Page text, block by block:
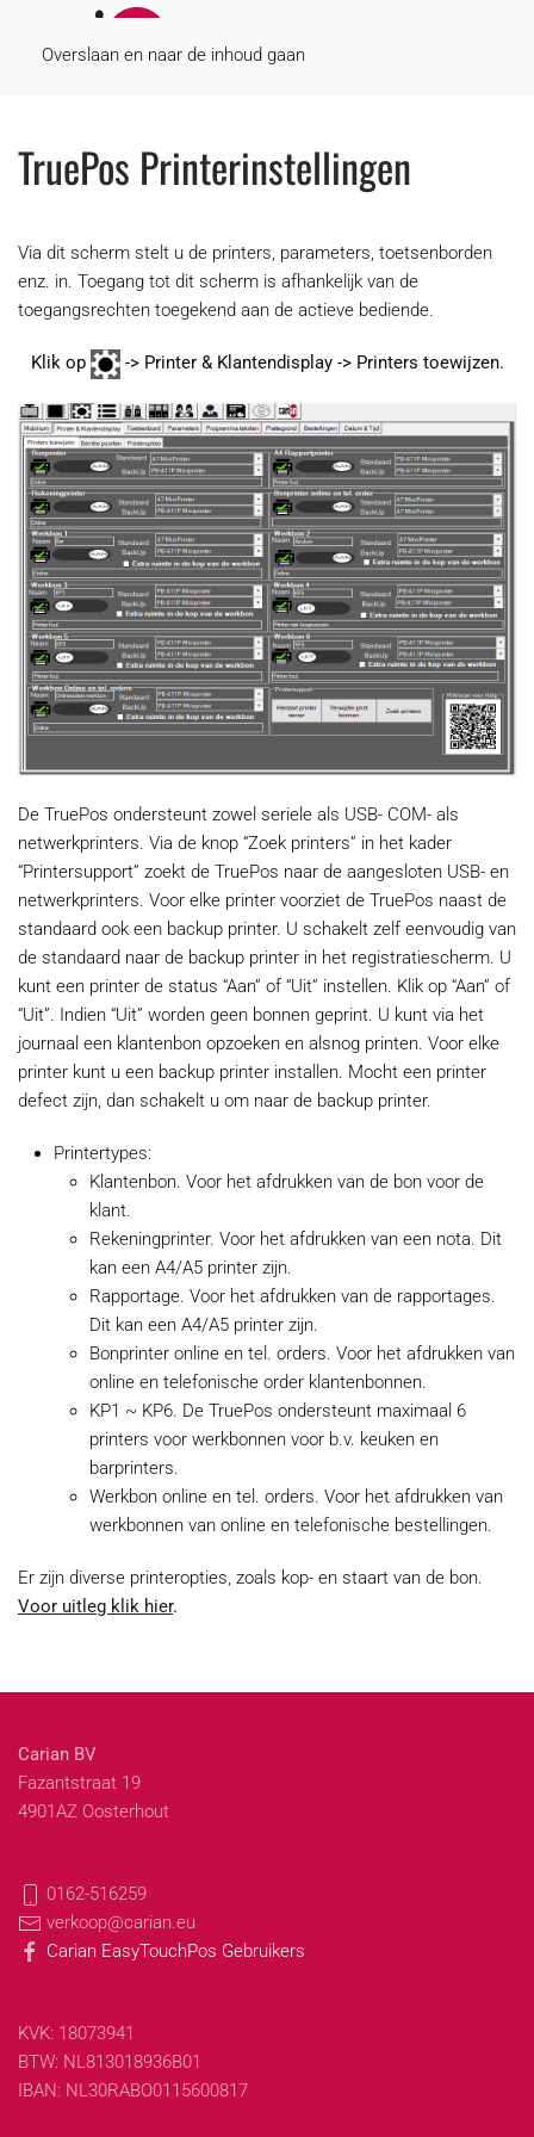
Overslaan en naar de inhoud gaan
TruePos Printerinstellingen
Via dit scherm stelt u de printers, parameters, toetsenborden
enz. in. Toegang tot dit scherm is afhankelijk van de
toegangsrechten toegekend aan de actieve bediende.
Klik op -> Printer & Klantendisplay -> Printers toewijzen.
De TruePos ondersteunt zowel seriele als USB- COM- als
netwerkprinters. Via de knop “Zoek printers” in het kader
“Printersupport” zoekt de TruePos naar de aangesloten USB- en
netwerkprinters. Voor elke printer voorziet de TruePos naast de
standaard ook een backup printer. U schakelt zelf eenvoudig van
de standaard naar de backup printer in het registratiescherm. U
kunt een printer de status “Aan” of “Uit” instellen. Klik op “Aan” of
“Uit”. Indien “Uit” worden geen bonnen geprint. U kunt via het
journaal een klantenbon opzoeken en alsnog printen. Voor elke
printer kunt u een backup printer installen. Mocht een printer
defect zijn, dan schakelt u om naar de backup printer.
Printertypes:
Klantenbon. Voor het afdrukken van de bon voor de
klant.
Rekeningprinter. Voor het afdrukken van een nota. Dit
kan een A4/A5 printer zijn.
Rapportage. Voor het afdrukken van de rapportages.
Dit kan een A4/A5 printer zijn.
Bonprinter online en tel. orders. Voor het afdrukken van
online en telefonische order klantenbonnen.
KP1 ~ KP6. De TruePos ondersteunt maximaal 6
printers voor werkbonnen voor b.v. keuken en
barprinters.
Werkbon online en tel. orders. Voor het afdrukken van
werkbonnen van online en telefonische bestellingen.
Er zijn diverse printeropties, zoals kop- en staart van de bon.
Voor uitleg klik hier.
Carian BV
Fazantstraat 19
4901AZ Oosterhout
0162-516259
verkoop@carian.eu
Carian EasyTouchPos Gebruikers
KVK: 18073941
BTW: NL813018936B01
IBAN: NL30RABO0115600817